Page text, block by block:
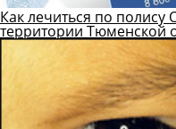
Как лечиться по
территории Тюменской